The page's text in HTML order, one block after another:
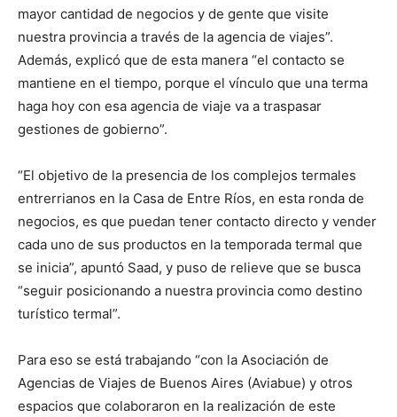
mayor cantidad de negocios y de gente que visite
nuestra provincia a través de la agencia de viajes”.
Además, explicó que de esta manera “el contacto se
mantiene en el tiempo, porque el vínculo que una terma
haga hoy con esa agencia de viaje va a traspasar
gestiones de gobierno”.
“El objetivo de la presencia de los complejos termales
entrerrianos en la Casa de Entre Ríos, en esta ronda de
negocios, es que puedan tener contacto directo y vender
cada uno de sus productos en la temporada termal que
se inicia”, apuntó Saad, y puso de relieve que se busca
“seguir posicionando a nuestra provincia como destino
turístico termal”.
Para eso se está trabajando “con la Asociación de
Agencias de Viajes de Buenos Aires (Aviabue) y otros
espacios que colaboraron en la realización de este